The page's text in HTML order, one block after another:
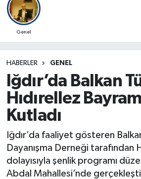
Genel
HABERLER GENEL
Iğdır’da Balkan
Hıdırellez
Kutladı
Iğdır’da faaliyet gösteren
Dayanışma Derneği tarafından
dolayısıyla şenlik programı
Abdal Mahallesi’nde
Iğdır Trafik Yoğunluk Haritası
Süper Lig Puan Durumu ve
Son Dakika Haberleri
Haber Arşivi